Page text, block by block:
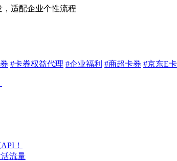
适配企业个性流程
#卡券权益代理 #企业福利 #商超卡券 #京东E卡
！
流量